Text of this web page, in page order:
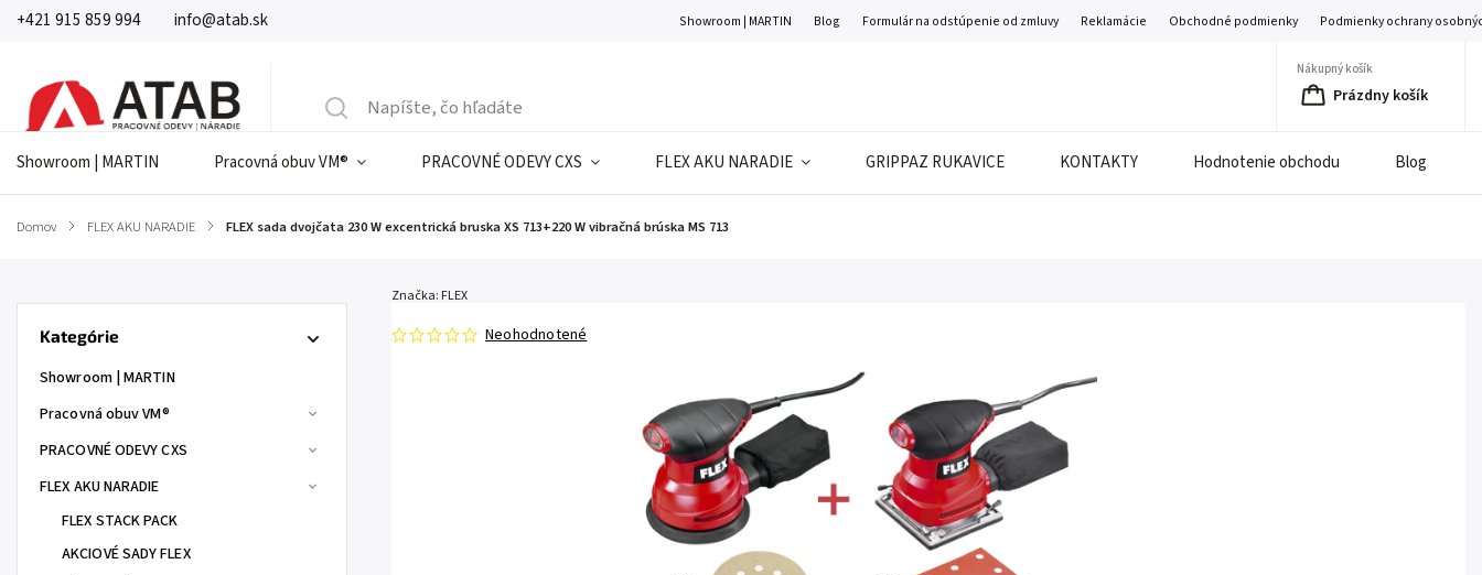
+421 915 859 994 info@atab.sk Showroom | MARTIN Blog Formulár na odstúpenie od zmluvy Reklamácie Obchodné podmienky Podmienky ochrany
Nákupný košík
Prázdny košík
Showroom | MARTIN Pracovná obuv VM® PRACOVNÉ ODEVY CXS FLEX AKU NARADIE GRIPPAZ RUKAVICE KONTAKTY Hodnotenie obchodu Blog
Domov / FLEX AKU NARADIE / FLEX sada dvojčata 230 W excentrická bruska XS 713+220 W vibračná brúska MS 713
Kategórie
Showroom | MARTIN
Pracovná obuv VM®
PRACOVNÉ ODEVY CXS
FLEX AKU NARADIE
FLEX STACK PACK
AKCIOVÉ SADY FLEX
Neohodnotené
Značka: FLEX